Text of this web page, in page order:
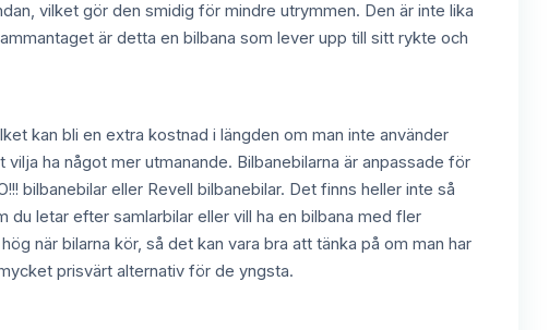
vilket gör den smidig för mindre utrymmen. Den är inte lika
är detta en bilbana som lever upp till sitt rykte och
kan bli en extra kostnad i längden om man inte använder
ha något mer utmanande. Bilbanebilarna är anpassade för
bilbanebilar eller Revell bilbanebilar. Det finns heller inte så
letar efter samlarbilar eller vill ha en bilbana med fler
när bilarna kör, så det kan vara bra att tänka på om man har
prisvärt alternativ för de yngsta.